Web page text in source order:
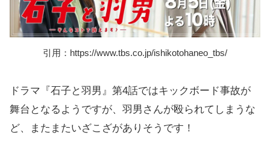
引用：https://www.tbs.co.jp/ishikotohaneo_tbs/
ドラマ『石子と羽男』第4話ではキックボード事故が
舞台となるようですが、羽男さんが殴られてしまうな
ど、またまたいざこざがありそうです！